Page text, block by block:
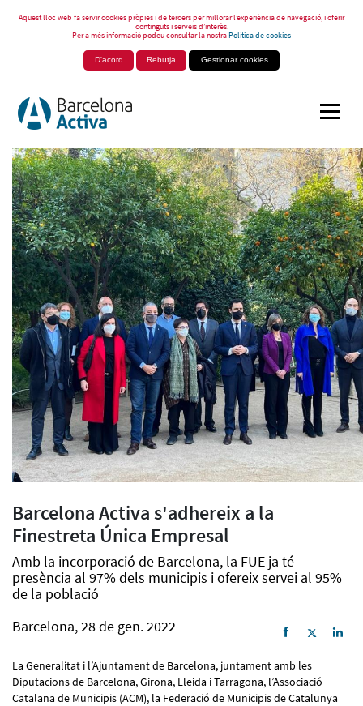
Aquest lloc web fa servir cookies pròpies i de tercers per millorar l’experiència de navegació, i oferir
continguts i serveis d’interès.
Per a més informació podeu consultar la nostraPolítica de cookies
D'acord Rebutja Gestionar cookies
Barcelona Activa s'adhereix a la
Finestreta Única Empresal
Amb la incorporació de Barcelona, la FUE ja té
presència al 97% dels municipis i ofereix servei al 95%
de la població
Barcelona, 28 de gen. 2022
La Generalitat i l’Ajuntament de Barcelona, juntament amb les
Diputacions de Barcelona, Girona, Lleida i Tarragona, l’Associació
Catalana de Municipis (ACM), la Federació de Municipis de Catalunya